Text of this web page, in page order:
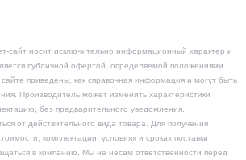
сайт носит исключительно информационный характер и
публичной офертой, определяемой положениями
приведены, как справочная информация и могут быть
Производитель может изменить характеристики
без предварительного уведомления.
от действительного вида товара. Для получения
комплектации, условиях и сроках поставки
в компанию. Мы не несем ответственности перед